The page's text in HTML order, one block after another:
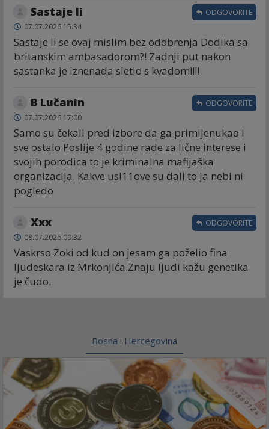
Sastaje li
07.07.2026 15:34
Sastaje li se ovaj mislim bez odobrenja Dodika sa
britanskim ambasadorom?! Zadnji put nakon
sastanka je iznenada sletio s kvadom!!!!
ODGOVORITE
B Lučanin
07.07.2026 17:00
Samo su čekali pred izbore da ga primijenukao i
sve ostalo Poslije 4 godine rade za lične interese i
svojih porodica to je kriminalna mafijaška
organizacija. Kakve usl11ove su dali to ja nebi ni
pogledo
ODGOVORITE
Xxx
08.07.2026 09:32
Vaskrso Zoki od kud on jesam ga poželio fina
ljudeskara iz Mrkonjića.Znaju ljudi kažu genetika
je čudo.
ODGOVORITE
Bosna i Hercegovina